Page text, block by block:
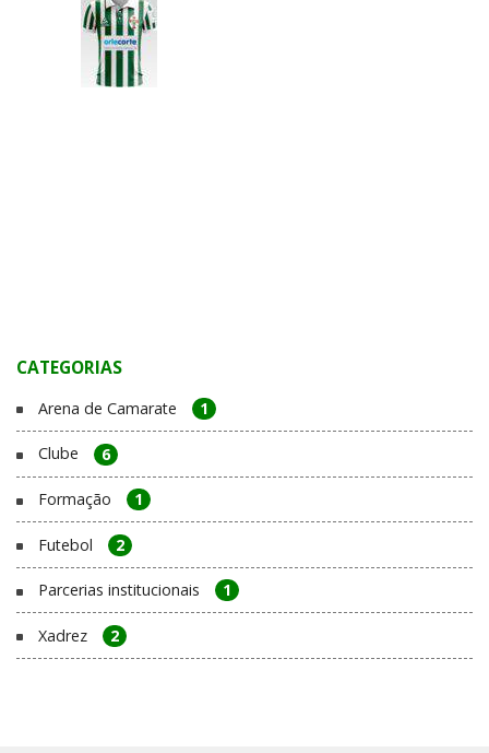
CATEGORIAS
Arena de Camarate 1
Clube 6
Formação 1
Futebol 2
Parcerias institucionais 1
Xadrez 2